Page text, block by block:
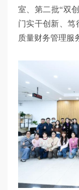
室、第二批“双
门实干创新、笃
质量财务管理服